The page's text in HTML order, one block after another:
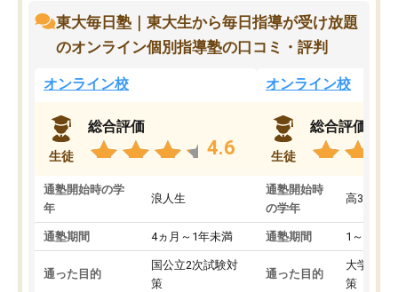
東大毎日塾｜東大生から毎日指導が受け放題
のオンライン個別指導塾の口コミ・評判
オンライン校
生徒
総合評価
4.6
通塾開始時の学
年
浪人生
通塾期間 4ヵ月～1年未満
通った目的
国公立2次試験対
策
オンライン校
生徒
総合評価
通塾開始時
の学年
高3
通塾期間 1～3ヵ月
通った目的
大学入学
策